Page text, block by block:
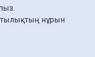
нұрын